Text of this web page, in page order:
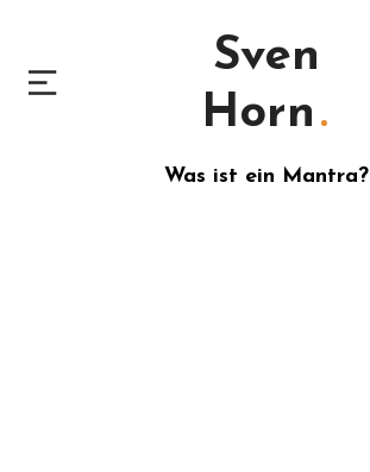
Sven
Horn
Was ist ein Mantra?